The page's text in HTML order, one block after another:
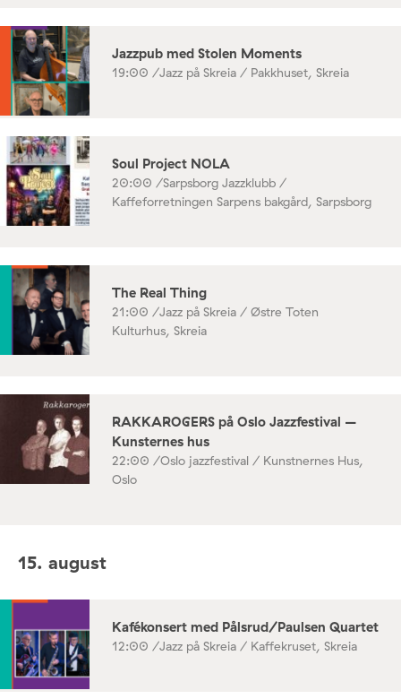
Jazzpub med Stolen Moments
19:00 /Jazz på Skreia / Pakkhuset, Skreia
Soul Project NOLA
20:00 /Sarpsborg Jazzklubb /
Kaffeforretningen Sarpens bakgård, Sarpsborg
The Real Thing
21:00 /Jazz på Skreia / Østre Toten
Kulturhus, Skreia
RAKKAROGERS på Oslo Jazzfestival –
Kunsternes hus
22:00 /Oslo jazzfestival / Kunstnernes Hus,
Oslo
15. august
Kafékonsert med Pålsrud/Paulsen Quartet
12:00 /Jazz på Skreia / Kaffekruset, Skreia